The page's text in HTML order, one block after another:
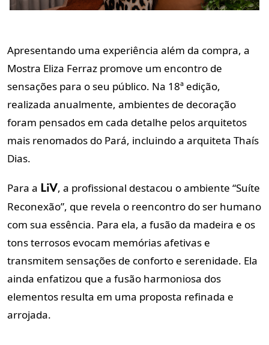
Apresentando uma experiência além da compra, a
Mostra Eliza Ferraz promove um encontro de
sensações para o seu público. Na 18ª edição,
realizada anualmente, ambientes de decoração
foram pensados em cada detalhe pelos arquitetos
mais renomados do Pará, incluindo a arquiteta Thaís
Dias.
Para a LiV, a profissional destacou o ambiente “Suíte
Reconexão”, que revela o reencontro do ser humano
com sua essência. Para ela, a fusão da madeira e os
tons terrosos evocam memórias afetivas e
transmitem sensações de conforto e serenidade. Ela
ainda enfatizou que a fusão harmoniosa dos
elementos resulta em uma proposta refinada e
arrojada.